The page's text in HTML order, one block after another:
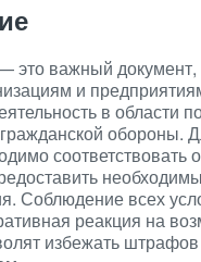
важный документ,
и
в области
обороны.
соответствовать
Соблюдение всех
реакция на
избежать